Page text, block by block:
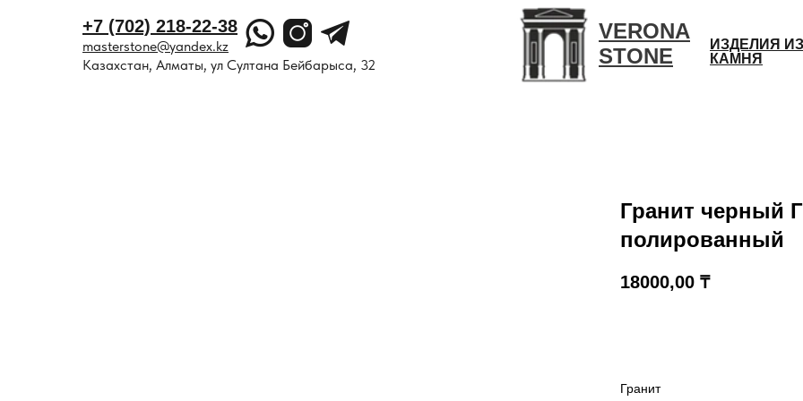
VERONA
STONE
+7 (702) 218-22-38
masterstone@yandex.kz
Казахстан, Алматы, ул Султана Бейбарыса, 32
ИЗДЕЛИЯ ИЗ
КАМНЯ
Гранит черный
полированный
18000,00 ₸
Гранит